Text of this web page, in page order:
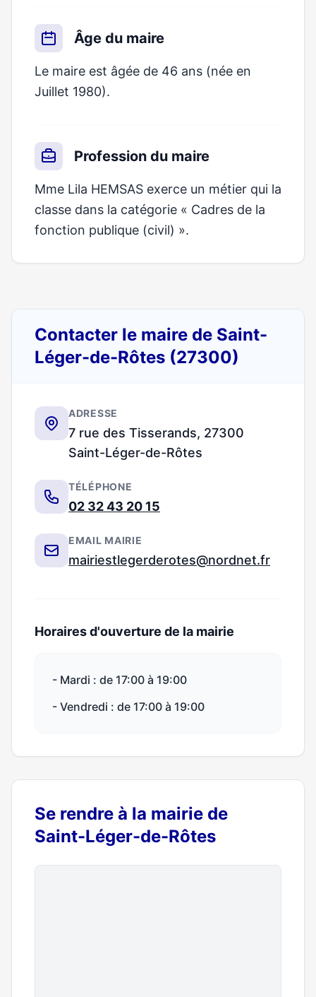
Âge du maire
Le maire est âgée de 46 ans (née en
Juillet 1980).
Profession du maire
Mme Lila HEMSAS exerce un métier qui la
classe dans la catégorie « Cadres de la
fonction publique (civil) ».
Contacter le maire de Saint-
Léger-de-Rôtes (27300)
ADRESSE
7 rue des Tisserands, 27300
Saint-Léger-de-Rôtes
TÉLÉPHONE
02 32 43 20 15
EMAIL MAIRIE
mairiestlegerderotes@nordnet.fr
Horaires d'ouverture de la mairie
- Mardi : de 17:00 à 19:00
- Vendredi : de 17:00 à 19:00
Se rendre à la mairie de
Saint-Léger-de-Rôtes